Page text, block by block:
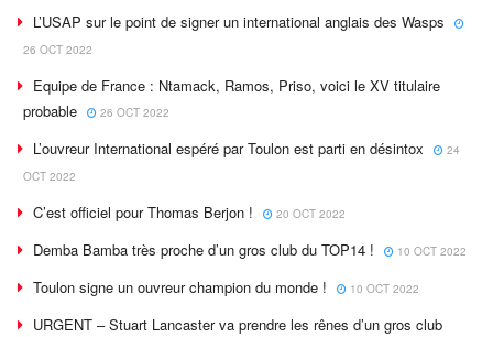
L’USAP sur le point de signer un international anglais des Wasps
26 OCT 2022
Equipe de France : Ntamack, Ramos, Priso, voici le XV titulaire
probable
26 OCT 2022
L’ouvreur International espéré par Toulon est parti en désintox
24
OCT 2022
C’est officiel pour Thomas Berjon ! 20 OCT 2022
Demba Bamba très proche d’un gros club du TOP14 ! 10 OCT 2022
Toulon signe un ouvreur champion du monde ! 10 OCT 2022
URGENT – Stuart Lancaster va prendre les rênes d’un gros club